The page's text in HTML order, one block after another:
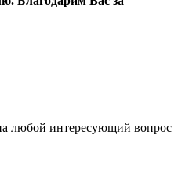
любой интересующий вопрос